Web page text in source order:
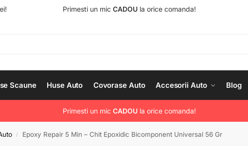
Primesti un mic CADOU la orice comanda!
Scaune Huse Auto Covorase Auto Accesorii Auto Blog
Primesti un mic CADOU la orice comanda!
/ Epoxy Repair 5 Min – Chit Epoxidic Bicomponent Universal 56 Gr